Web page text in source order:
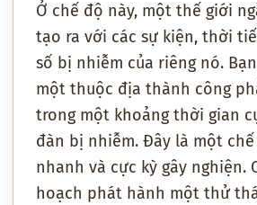
Ở chế độ này, một thế giới
tạo ra với các sự kiện, thời
số bị nhiễm của riêng nó.
một thuộc địa thành công
trong một khoảng thời gian
đàn bị nhiễm. Đây là một
nhanh và cực kỳ gây nghiện.
hoạch phát hành một thử